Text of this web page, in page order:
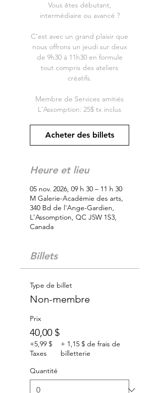
Vous êtes débutant,
intermédiaire ou avancé ?
C'est avec un grand plaisir que
nous offrons un jeudi sur deux
de 9h30 à 11h30 en formule
tout compris des ateliers
créatifs.
Membre de Services amitiés
L'Assomption: 25$ tx inclus
Acheter des billets
Heure et lieu
05 nov. 2026, 09 h 30 – 11 h 30
M Galerie-Académie des arts,
340 Bd de l'Ange-Gardien,
L'Assomption, QC J5W 1S3,
Canada
Billets
Type de billet
Non-membre
Prix
40,00 $
+5,99 $
Taxes
+ 1,15 $ de frais de
billetterie
Quantité